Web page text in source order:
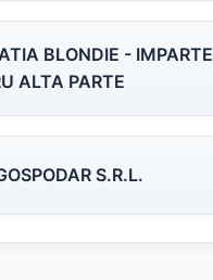
BLONDIE - IMPARTE
ALTA PARTE
S.R.L.